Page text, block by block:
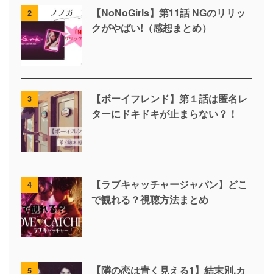
2
【NoNoGirls】第11話 NGのリリッ
クがやばい!（感想まとめ）
3
【ボーイフレンド】第１話は匿名レ
ターにドキドキが止まらない？！
4
【ラブキャッチャージャパン】どこ
で観れる？視聴方法まとめ
5 【隣の恋は青く見える1】結末別,カ